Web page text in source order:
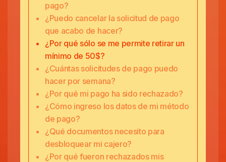
pago?
¿Puedo cancelar la solicitud de pago
que acabo de hacer?
¿Por qué sólo se me permite retirar un
mínimo de 50$?
¿Cuántas solicitudes de pago puedo
hacer por semana?
¿Por qué mi pago ha sido rechazado?
¿Cómo ingreso los datos de mi método
de pago?
¿Qué documentos necesito para
desbloquear mi cajero?
¿Por qué fueron rechazados mis